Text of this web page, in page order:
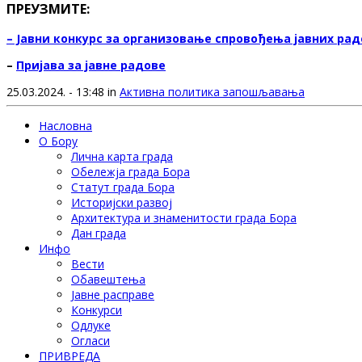
ПРЕУЗМИТЕ:
– Јавни конкурс за организовање спровођења јавних
– Пријава за јавне радове
25.03.2024. - 13:48 in Активна политика запошљавања
Насловна
О Бору
Лична карта града
Обележја града Бора
Статут града Бора
Историјски развој
Архитектура и знаменитости града Бора
Дан града
Инфо
Вести
Обавештења
Јавне расправе
Конкурси
Одлуке
Огласи
ПРИВРЕДА